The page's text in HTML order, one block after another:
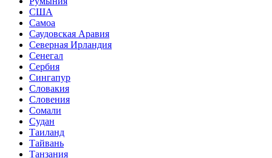
США
Самоа
Саудовская Аравия
Северная Ирландия
Сенегал
Сербия
Сингапур
Словакия
Словения
Сомали
Судан
Таиланд
Тайвань
Танзания